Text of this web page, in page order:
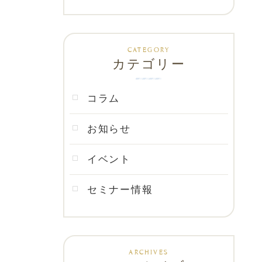
カテゴリー
コラム
お知らせ
イベント
セミナー情報